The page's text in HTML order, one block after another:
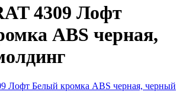
4309 Лофт
ABS черная,